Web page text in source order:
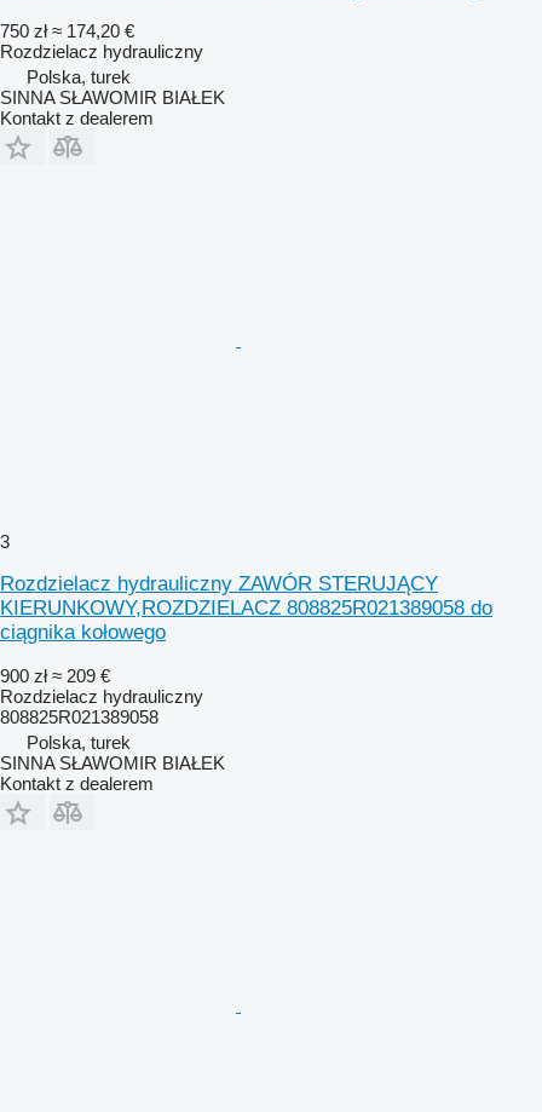
750 zł ≈ 174,20 €
Rozdzielacz hydrauliczny
Polska, turek
SINNA SŁAWOMIR BIAŁEK
Kontakt z dealerem
3
Rozdzielacz hydrauliczny ZAWÓR STERUJĄCY
KIERUNKOWY,ROZDZIELACZ 808825R021389058 do
ciągnika kołowego
900 zł ≈ 209 €
Rozdzielacz hydrauliczny
808825R021389058
Polska, turek
SINNA SŁAWOMIR BIAŁEK
Kontakt z dealerem